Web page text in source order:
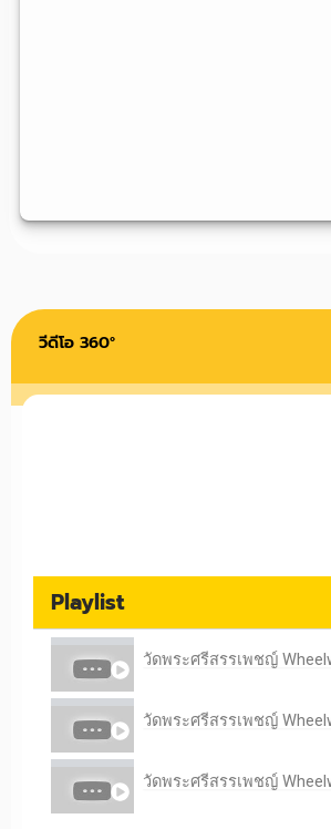
วีดีโอ 360°
Playlist
วัดพระศรีสรรเพชญ์
วัดพระศรีสรรเพชญ์
วัดพระศรีสรรเพชญ์